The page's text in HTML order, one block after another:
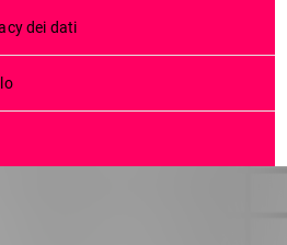
dei dati